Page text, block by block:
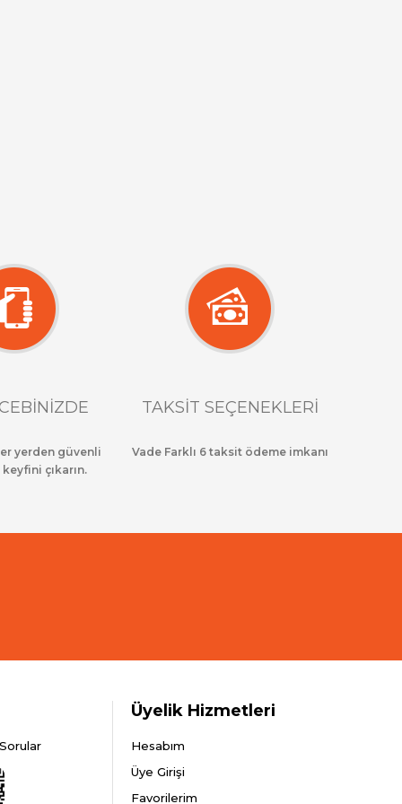
yerden güvenli
çıkarın.
TAKSİT SEÇENEKLERİ
Vade Farklı 6 taksit ödeme imkanı
Üyelik Hizmetleri
Hesabım
Üye Girişi
Favorilerim